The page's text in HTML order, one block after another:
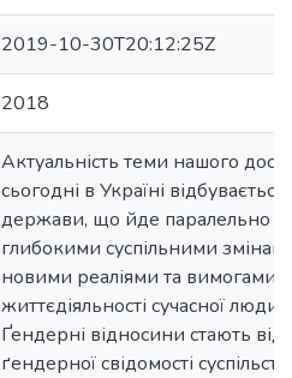
2019-10-30T20:12:25Z
2018
Актуальність теми нашого
сьогодні в Україні
держави, що йде паралельно
глибокими суспільними
новими реаліями та вимогами
життєдіяльності сучасної
Ґендерні відносини стають
ґендерної свідомості